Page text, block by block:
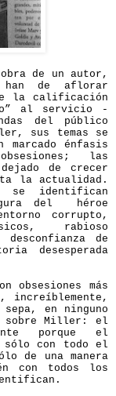
de un autor,
han de aflorar
la calificación
al servicio -
del público
sus temas se
énfasis
las
de crecer
la actualidad.
se identifican
del héroe
corrupto,
rabioso
de
desesperada
obsesiones más
increíblemente,
sepa, en ninguno
sobre Miller: el
porque el
sólo con todo el
de una manera
con todos los